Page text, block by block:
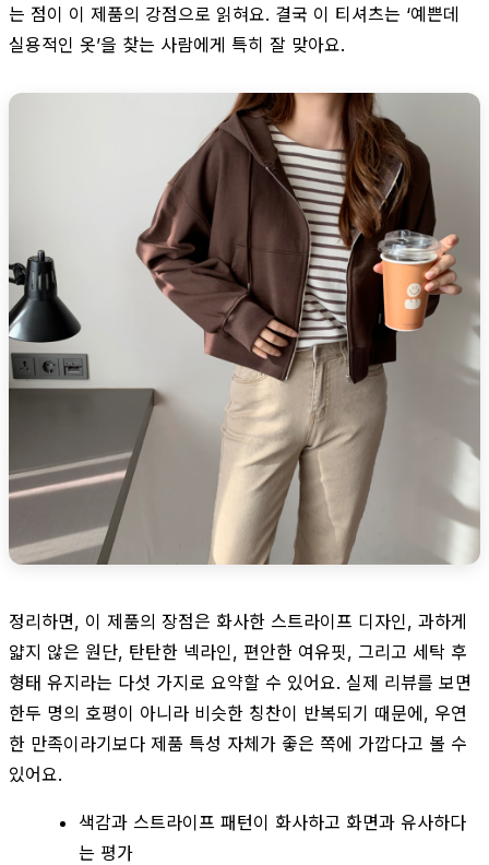
는 점이 이 제품의 강점으로 읽혀요. 결국 이 티셔츠는 ‘예쁜데
실용적인 옷’을 찾는 사람에게 특히 잘 맞아요.
정리하면, 이 제품의 장점은 화사한 스트라이프 디자인, 과하게
얇지 않은 원단, 탄탄한 넥라인, 편안한 여유핏, 그리고 세탁 후
형태 유지라는 다섯 가지로 요약할 수 있어요. 실제 리뷰를 보면
한두 명의 호평이 아니라 비슷한 칭찬이 반복되기 때문에, 우연
한 만족이라기보다 제품 특성 자체가 좋은 쪽에 가깝다고 볼 수
있어요.
색감과 스트라이프 패턴이 화사하고 화면과 유사하다
는 평가